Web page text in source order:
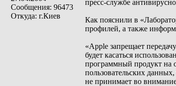
Сообщения: 96473
Откуда: г.Киев
пресс-службе
Как пояснили в
профилей, а также
«Apple запрещает
будет касаться
программный продукт на
пользовательских
не принимает во